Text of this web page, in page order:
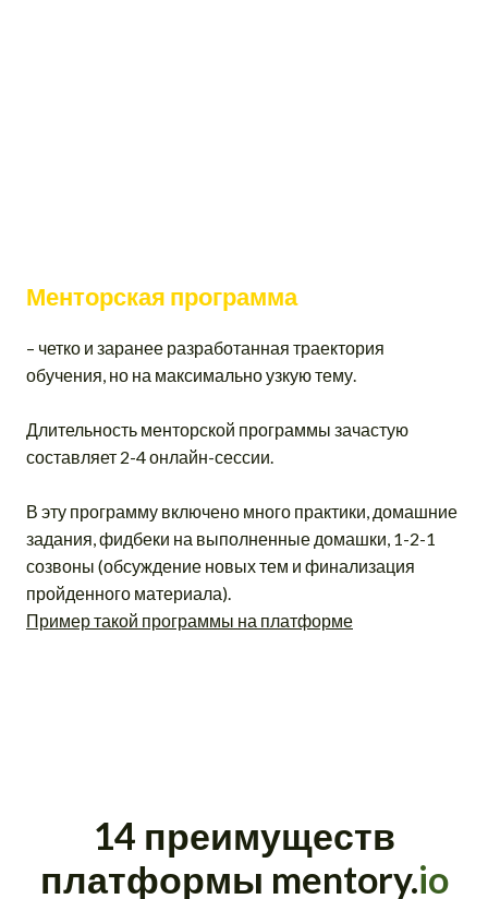
Менторская программа
– четко и заранее разработанная траектория
обучения, но на максимально узкую тему.
Длительность менторской программы зачастую
составляет 2-4 онлайн-сессии.
В эту программу включено много практики, домашние
задания, фидбеки на выполненные домашки, 1-2-1
созвоны (обсуждение новых тем и финализация
пройденного материала).
Пример такой программы на платформе
14 преимуществ
платформы mentory.io